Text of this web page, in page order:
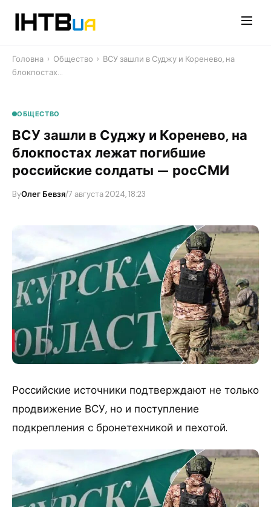
Головна › Общество › ВСУ зашли в Суджу и Коренево, на
блокпостах…
ОБЩЕСТВО
ВСУ зашли в Суджу и Коренево, на
блокпостах лежат погибшие
российские солдаты — росСМИ
ByОлег Бевзя/7 августа 2024, 18:23
Российские источники подтверждают не только
продвижение ВСУ, но и поступление
подкрепления с бронетехникой и пехотой.